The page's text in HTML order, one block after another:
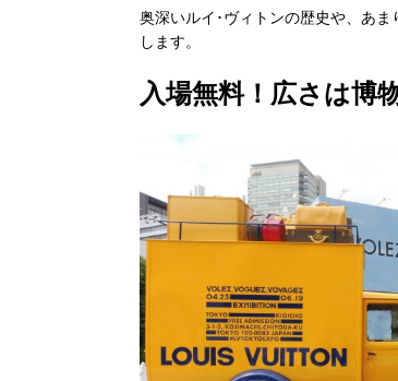
奥深いルイ･ヴィトンの歴史や、あ
します。
入場無料！広さは博